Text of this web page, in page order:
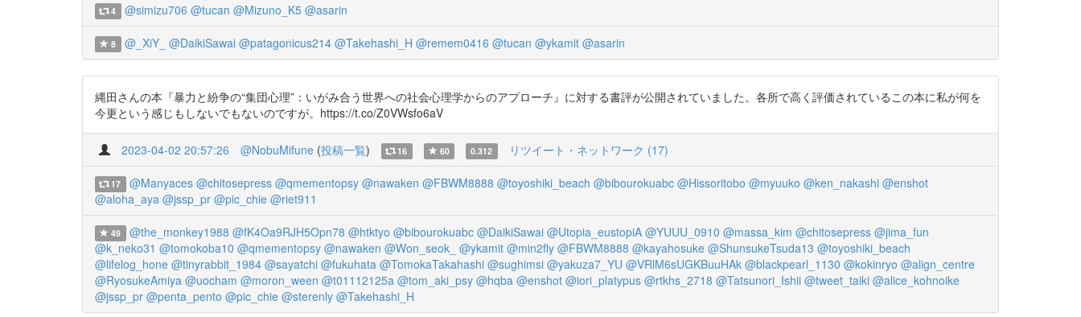
4 @simizu706 @tucan @Mizuno_K5 @asarin
8 @_XiY_ @DaikiSawai @patagonicus214 @Takehashi_H @remem0416 @tucan @ykamit @asarin
縄田さんの本『暴力と紛争の“集団心理”：いがみ合う世界への社会心理学からのアプローチ』に対する書評が公開されていました。各所で高く評価されているこの本に私が何を
今更という感じもしないでもないのですが。https://t.co/Z0VWsfo6aV
2023-04-02 20:57:26 @NobuMifune (投稿一覧) 16 60 0.312 リツイート・ネットワーク (17)
17 @Manyaces @chitosepress @qmementopsy @nawaken @FBWM8888 @toyoshiki_beach @bibourokuabc @Hissoritobo @myuuko @ken_nakashi @enshot
@aloha_aya @jssp_pr @pic_chie @riet911
49 @the_monkey1988 @fK4Oa9RJH5Opn78 @htktyo @bibourokuabc @DaikiSawai @Utopia_eustopiA @YUUU_0910 @massa_kim @chitosepress @jima_fun
@k_neko31 @tomokoba10 @qmementopsy @nawaken @Won_seok_ @ykamit @min2fly @FBWM8888 @kayahosuke @ShunsukeTsuda13 @toyoshiki_beach
@lifelog_hone @tinyrabbit_1984 @sayatchi @fukuhata @TomokaTakahashi @sughimsi @yakuza7_YU @VRlM6sUGKBuuHAk @blackpearl_1130 @kokinryo @align_centre
@RyosukeAmiya @uocham @moron_ween @t01112125a @tom_aki_psy @hqba @enshot @iori_platypus @rtkhs_2718 @Tatsunori_Ishii @tweet_taiki @alice_kohnoike
@jssp_pr @penta_pento @pic_chie @sterenly @Takehashi_H